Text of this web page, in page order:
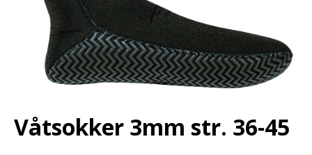
Våtsokker 3mm str. 36-45